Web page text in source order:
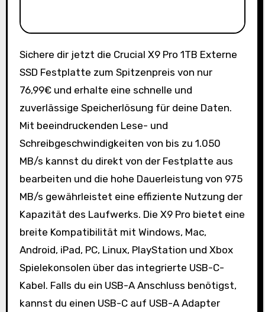
Sichere dir jetzt die Crucial X9 Pro 1TB Externe
SSD Festplatte zum Spitzenpreis von nur
76,99€ und erhalte eine schnelle und
zuverlässige Speicherlösung für deine Daten.
Mit beeindruckenden Lese- und
Schreibgeschwindigkeiten von bis zu 1.050
MB/s kannst du direkt von der Festplatte aus
bearbeiten und die hohe Dauerleistung von 975
MB/s gewährleistet eine effiziente Nutzung der
Kapazität des Laufwerks. Die X9 Pro bietet eine
breite Kompatibilität mit Windows, Mac,
Android, iPad, PC, Linux, PlayStation und Xbox
Spielekonsolen über das integrierte USB-C-
Kabel. Falls du ein USB-A Anschluss benötigst,
kannst du einen USB-C auf USB-A Adapter